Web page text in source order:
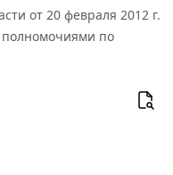
от 20 февраля 2012 г.
полномочиями по